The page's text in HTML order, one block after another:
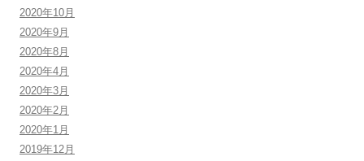
2020年10月
2020年9月
2020年8月
2020年4月
2020年3月
2020年2月
2020年1月
2019年12月